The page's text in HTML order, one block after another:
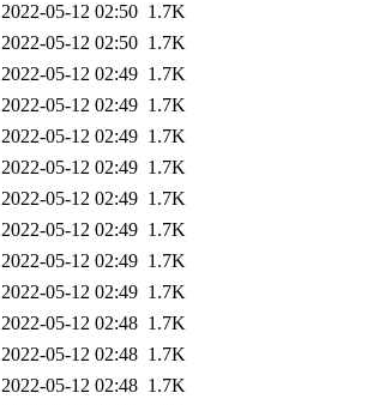
2022-05-12 02:50 1.7K
2022-05-12 02:50 1.7K
2022-05-12 02:49 1.7K
2022-05-12 02:49 1.7K
2022-05-12 02:49 1.7K
2022-05-12 02:49 1.7K
2022-05-12 02:49 1.7K
2022-05-12 02:49 1.7K
2022-05-12 02:49 1.7K
2022-05-12 02:49 1.7K
2022-05-12 02:48 1.7K
2022-05-12 02:48 1.7K
2022-05-12 02:48 1.7K